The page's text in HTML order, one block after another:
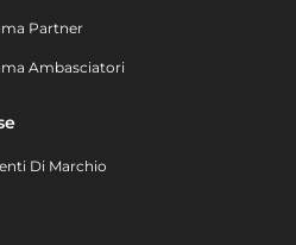
Partner
Ambasciatori
Di Marchio